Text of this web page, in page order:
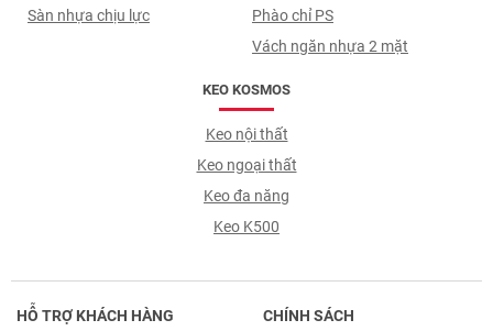
Phào chỉ PS
Vách ngăn nhựa 2 mặt
Sàn nhựa chịu lực
KEO KOSMOS
Keo nội thất
Keo ngoại thất
Keo đa năng
Keo K500
HỖ TRỢ KHÁCH HÀNG CHÍNH SÁCH